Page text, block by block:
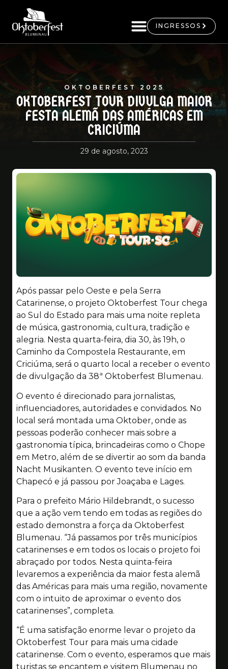
INGRESSOS
OKTOBERFEST 2025
OKTOBERFEST TOUR DIVULGA MAIOR
FESTA ALEMÃ DAS AMÉRICAS EM
CRICIÚMA
29 de agosto, 2023
Após passar pelo Oeste e pela Serra
Catarinense, o projeto Oktoberfest Tour chega
ao Sul do Estado para mais uma noite repleta
de música, gastronomia, cultura, tradição e
alegria. Nesta quarta-feira, dia 30, às 19h, o
Caminho da Compostela Restaurante, em
Criciúma, será o quarto local a receber o evento
de divulgação da 38ª Oktoberfest Blumenau.
O evento é direcionado para jornalistas,
influenciadores, autoridades e convidados. No
local será montada uma Oktober, onde as
pessoas poderão conhecer mais sobre a
gastronomia típica, brincadeiras como o Chope
em Metro, além de se divertir ao som da banda
Nacht Musikanten. O evento teve início em
Chapecó e já passou por Joaçaba e Lages.
Para o prefeito Mário Hildebrandt, o sucesso
que a ação vem tendo em todas as regiões do
estado demonstra a força da Oktoberfest
Blumenau. “Já passamos por três municípios
catarinenses e em todos os locais o projeto foi
abraçado por todos. Nesta quinta-feira
levaremos a experiência da maior festa alemã
das Américas para mais uma região, novamente
com o intuito de aproximar o evento dos
catarinenses”, completa.
“É uma satisfação enorme levar o projeto da
Oktoberfest Tour para mais uma cidade
catarinense. Com o evento, esperamos que mais
turistas se encantem e visitem Blumenau no